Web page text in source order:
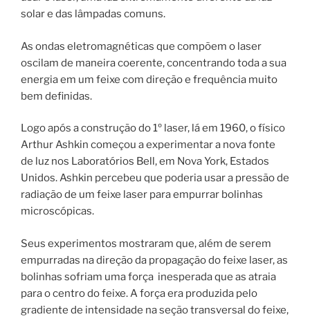
solar e das lâmpadas comuns.
As ondas eletromagnéticas que compõem o laser
oscilam de maneira coerente, concentrando toda a sua
energia em um feixe com direção e frequência muito
bem definidas.
Logo após a construção do 1º laser, lá em 1960, o físico
Arthur Ashkin começou a experimentar a nova fonte
de luz nos Laboratórios Bell, em Nova York, Estados
Unidos. Ashkin percebeu que poderia usar a pressão de
radiação de um feixe laser para empurrar bolinhas
microscópicas.
Seus experimentos mostraram que, além de serem
empurradas na direção da propagação do feixe laser, as
bolinhas sofriam uma força inesperada que as atraia
para o centro do feixe. A força era produzida pelo
gradiente de intensidade na seção transversal do feixe,